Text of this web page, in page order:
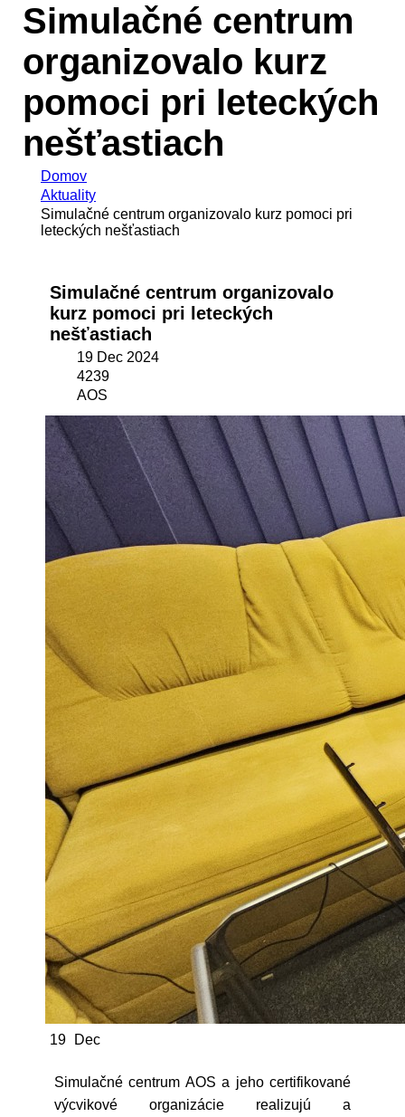
Simulačné centrum
organizovalo kurz
pomoci pri leteckých
nešťastiach
Domov
Aktuality
Simulačné centrum organizovalo kurz pomoci pri
leteckých nešťastiach
Simulačné centrum organizovalo
kurz pomoci pri leteckých
nešťastiach
19 Dec 2024
4239
AOS
19 Dec
Simulačné centrum AOS a jeho certifikované
výcvikové organizácie realizujú a